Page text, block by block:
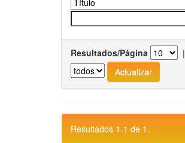
Resultados/Página |
Resultados 1-1 de 1.